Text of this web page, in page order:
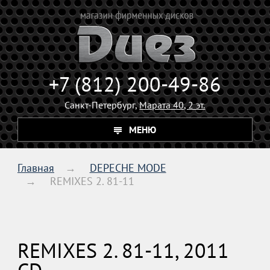
+7 (812) 200-49-86
Санкт-Петербург,Марата 40, 2 эт.
МЕНЮ
Главная
DEPECHE MODE
REMIXES 2. 81-11
REMIXES 2. 81-11, 2011